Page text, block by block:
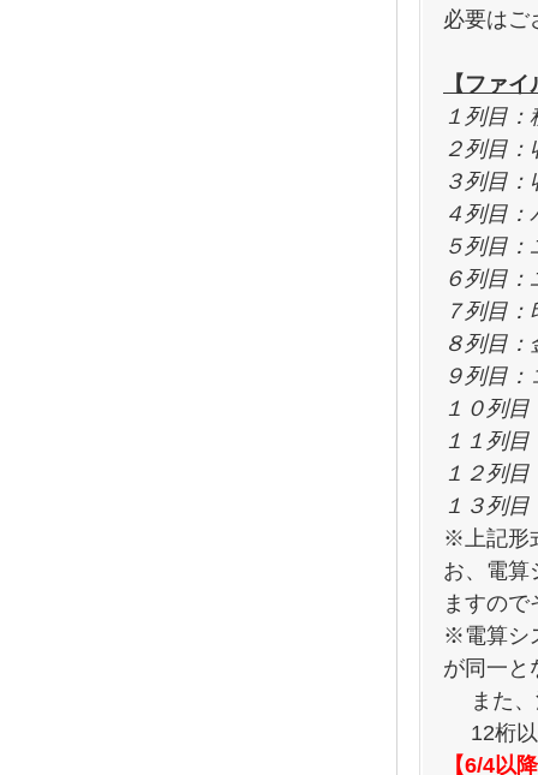
必要はご
【ファ
１列目：
２列目：
３列目
４列目
５列目
６列目
７列目
８列目：
９列目
１０列
１１列
１２列
１３列
※上記形
お、電算
ますの
※電算シ
が同一と
また、
12桁以
【6/4以